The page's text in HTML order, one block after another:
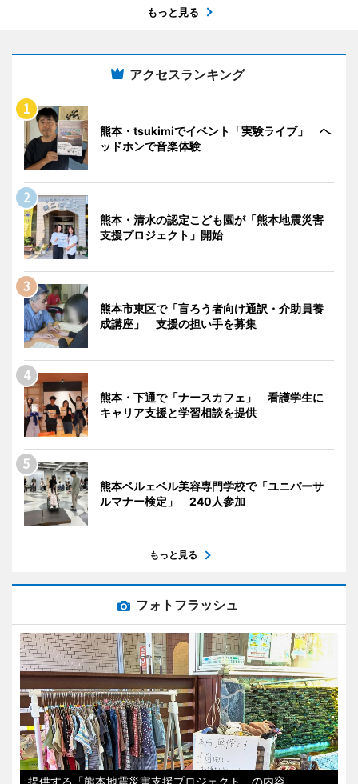
もっと見る
アクセスランキング
熊本・tsukimiでイベント「実験ライブ」 ヘ
ッドホンで音楽体験
熊本・清水の認定こども園が「熊本地震災害
支援プロジェクト」開始
熊本市東区で「盲ろう者向け通訳・介助員養
成講座」 支援の担い手を募集
熊本・下通で「ナースカフェ」 看護学生に
キャリア支援と学習相談を提供
熊本ベルェベル美容専門学校で「ユニバーサ
ルマナー検定」 240人参加
もっと見る
フォトフラッシュ